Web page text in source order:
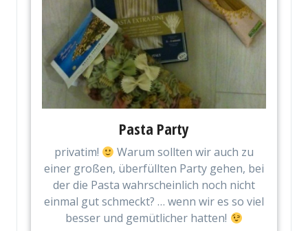
Pasta Party
privatim!
Warum sollten wir auch zu
einer großen, überfüllten Party gehen, bei
der die Pasta wahrscheinlich noch nicht
einmal gut schmeckt? … wenn wir es so viel
besser und gemütlicher hatten!